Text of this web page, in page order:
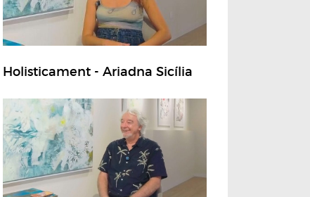
Holisticament - Ariadna Sicília